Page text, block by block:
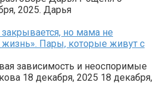
2025. Дарья
но мама не
Пары, которые живут с
зависимость и неоспоримые
18 декабря, 2025 18 декабря,